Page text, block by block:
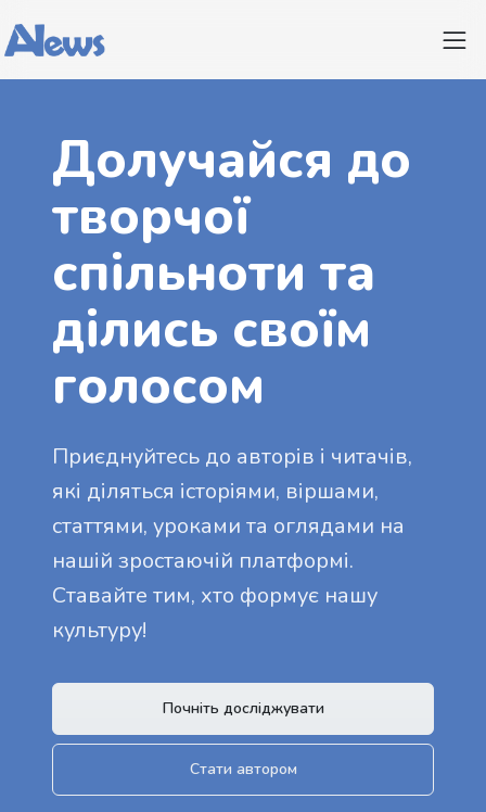
Долучайся до
творчої
спільноти та
ділись своїм
голосом
Приєднуйтесь до авторів і читачів,
які діляться історіями, віршами,
статтями, уроками та оглядами на
нашій зростаючій платформі.
Ставайте тим, хто формує нашу
культуру!
Почніть досліджувати
Стати автором